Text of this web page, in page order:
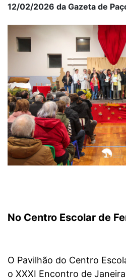
12/02/2026 da Gazeta de
No Centro Escolar de
O Pavilhão do Centro
o XXXI Encontro de